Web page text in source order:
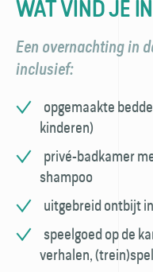
WAT VIND JE
Een overnachting in
inclusief:
opgemaakte
kinderen)
privé-badkamer
shampoo
uitgebreid ontbijt
speelgoed op de
verhalen,